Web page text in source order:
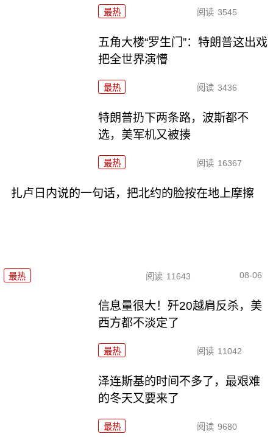
最热 阅读 3545
五角大楼“罗生门”：特朗普这出戏
把全世界演懵
最热 阅读 3436
特朗普扔下两条路，波斯都不
选，美军机又被揍
最热 阅读 16367
扎卢日内说的一句话，把北约的脸按在地上摩擦
最热 阅读 11643 08-06
信息量很大！歼20越肩反杀，美
西方都不淡定了
最热 阅读 11042
泽连斯基的时间不多了，最艰难
的冬天又要来了
最热 阅读 9680